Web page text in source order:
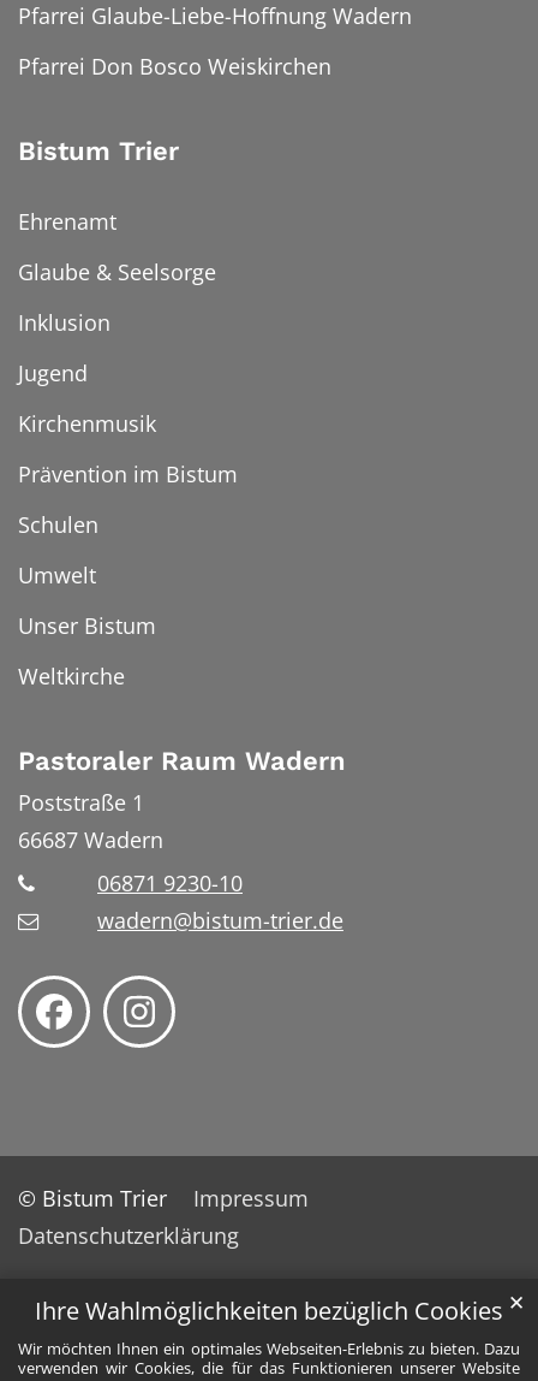
Ihre Wahlmöglichkeiten bezüglich Cookies
Wir möchten Ihnen ein optimales Webseiten-Erlebnis zu bieten. Dazu
verwenden wir Cookies, die für das Funktionieren unserer Website
✕
Pfarrei Glaube-Liebe-Hoffnung Wadern
Pfarrei Don Bosco Weiskirchen
Bistum Trier
Ehrenamt
Glaube & Seelsorge
Inklusion
Jugend
Kirchenmusik
Prävention im Bistum
Schulen
Umwelt
Unser Bistum
Weltkirche
Pastoraler Raum Wadern
Poststraße 1
66687 Wadern
06871 9230-10
wadern@bistum-trier.de
© Bistum Trier
Impressum
Datenschutzerklärung